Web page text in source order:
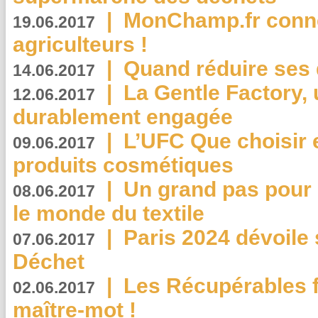
19.06.2017 | MonChamp.fr
agriculteurs !
14.06.2017 | Quand réduire
12.06.2017 | La Gentle
durablement engagée
09.06.2017 | L’UFC Que
produits cosmétiques
08.06.2017 | Un grand pas
le monde du textile
07.06.2017 | Paris 2024
Déchet
02.06.2017 | Les Récupérables
maître-mot !